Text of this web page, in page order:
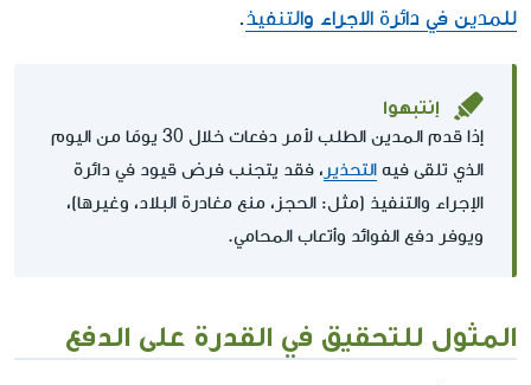
للمدين في دائرة الاجراء والتنفيذ.
إنتبهوا
إذا قدم المدين الطلب لأمر دفعات خلال 30 يومًا من اليوم
الذي تلقى فيه التحذير ، فقد يتجنب فرض قيود في دائرة
الإجراء والتنفيذ (مثل: الحجز، منع مغادرة البلاد، وغيرها)،
ويوفر دفع الفوائد وأتعاب المحامي.
المثول للتحقيق في القدرة على الدفع